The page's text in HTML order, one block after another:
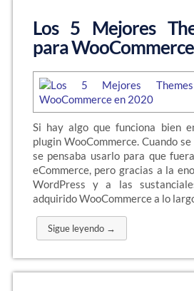
Los 5 Mejores
para
Si hay algo que funciona bien
plugin WooCommerce. Cuando
se pensaba usarlo para que
eCommerce, pero gracias a la
WordPress y a las
adquirido WooCommerce a lo
Sigue leyendo →